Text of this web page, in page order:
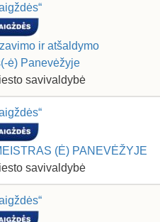
ir atšaldymo
ė) Panevėžyje
savivaldybė
(Ė) PANEVĖŽYJE
savivaldybė